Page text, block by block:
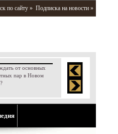
по сайту » Подписка на новости »
от основных
пар в Новом